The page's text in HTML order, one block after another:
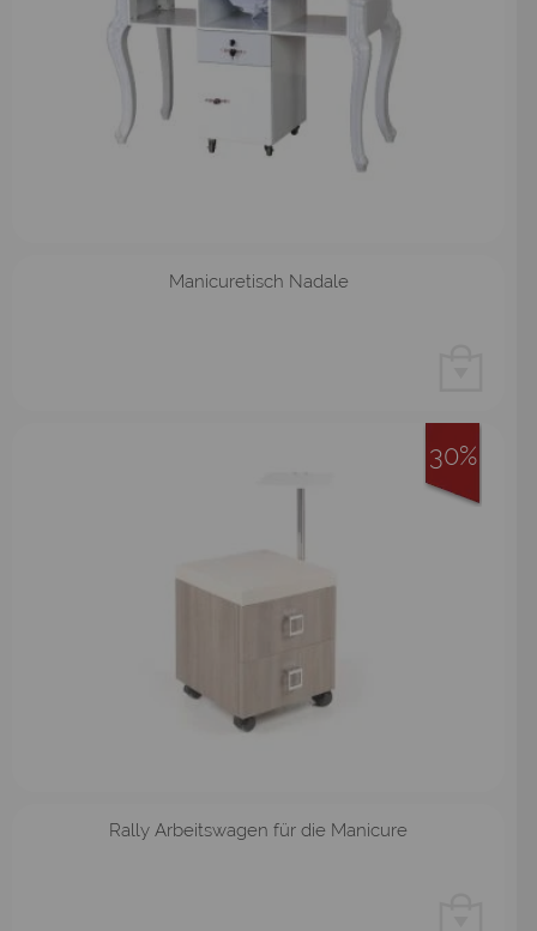
Manicuretisch Nadale
Rally Arbeitswagen für die Manicure
30%